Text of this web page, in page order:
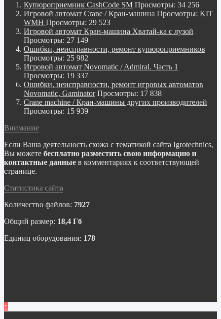
Купюроприемник CashCode SM Просмотры: 34 256
Игровой автомат Crane / Кран-машина Просмотры: KIT
WMH Просмотры: 29 523
Игровой автомат Кран-машина Хватай-ка с лузой
Просмотры: 27 149
Ошибки, неисправности, ремонт купюроприемников
Просмотры: 25 982
Игровой автомат Novomatic / Admiral. Часть 1
Просмотры: 19 337
Ошибки, неисправности, ремонт игровых автоматов
Novomatic, Gaminator Просмотры: 17 838
Crane machine / Кран-машины других производителей
Просмотры: 15 939
Внимание
Если Ваша деятельность схожа с тематикой сайта Igrotechnics,
Вы можете бесплатно разместить свою информацию и
контактные данные в комментариях к соответствующей
странице.
Статистика сайта
Количество файлов: 7927
Общий размер: 18,4 Гб
Единиц оборудования: 178
↑